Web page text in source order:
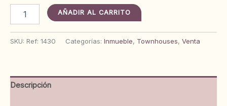
House
Conjunto
Anaco.
Ref.:
AÑADIR AL CARRITO
SKU: Ref: 1430 Categorías: Inmueble, Townhouses, Venta
Descripción